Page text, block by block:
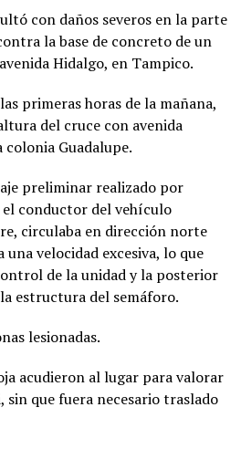
con daños severos en la parte
la base de concreto de un
Hidalgo, en Tampico.
primeras horas de la mañana,
del cruce con avenida
Guadalupe.
preliminar realizado por
conductor del vehículo
circulaba en dirección norte
velocidad excesiva, lo que
de la unidad y la posterior
estructura del semáforo.
lesionadas.
acudieron al lugar para valorar
sin que fuera necesario traslado